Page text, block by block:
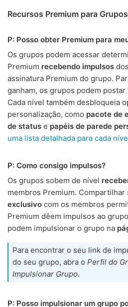
Recursos Premium para Grupos
P: Posso obter Premium para
Os grupos podem acessar
Premium recebendo impulsos
assinatura Premium do grupo.
ganham, os grupos podem postar
Cada nível também desbloqueia
personalização, como pacote de
de status e papéis de parede
uma lista detalhada para cada
P: Como consigo impulsos?
Os grupos sobem de nível
membros Premium. Compartilhar
exclusivo com os membros
Premium dêem impulsos ao
podem impulsionar o grupo na
Para encontrar o seu link de
do seu grupo, abra o Perfil do
Impulsionar Grupo.
P: Posso impulsionar um grupo